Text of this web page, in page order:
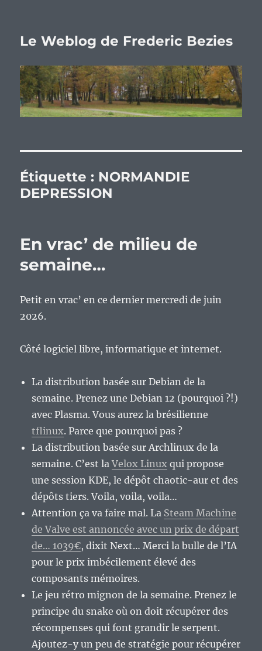
Le Weblog de Frederic Bezies
Étiquette : NORMANDIE
DEPRESSION
En vrac’ de milieu de
semaine…
Petit en vrac’ en ce dernier mercredi de juin
2026.
Côté logiciel libre, informatique et internet.
La distribution basée sur Debian de la
semaine. Prenez une Debian 12 (pourquoi ?!)
avec Plasma. Vous aurez la brésilienne
tflinux. Parce que pourquoi pas ?
La distribution basée sur Archlinux de la
semaine. C’est laVelox Linux qui propose
une session KDE, le dépôt chaotic-aur et des
dépôts tiers. Voila, voila, voila…
Attention ça va faire mal. La Steam Machine
de Valve est annoncée avec un prix de départ
de… 1039€, dixit Next… Merci la bulle de l’IA
pour le prix imbécilement élevé des
composants mémoires.
Le jeu rétro mignon de la semaine. Prenez le
principe du snake où on doit récupérer des
récompenses qui font grandir le serpent.
Ajoutez-y un peu de stratégie pour récupérer